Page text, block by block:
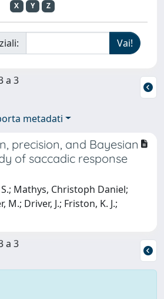
X
Y Z
a 3
metadati
precision, and Bayesian
of saccadic response
Mathys, Christoph Daniel;
M.; Driver, J.; Friston, K. J.;
a 3